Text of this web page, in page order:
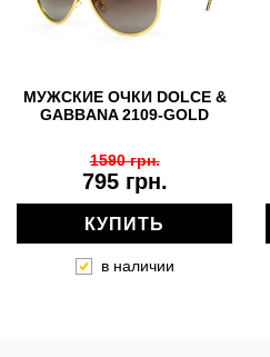
МУЖСКИЕ ОЧКИ DOLCE &
GABBANA 2109-GOLD
795 грн.
1590 грн.
КУПИТЬ
в наличии